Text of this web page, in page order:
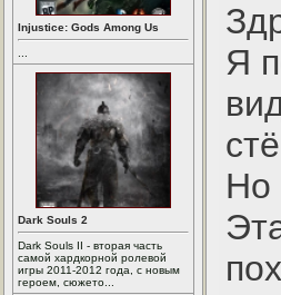
Injustice: Gods Among Us
Dark Souls 2
Dark Souls II - вторая часть
самой хардкорной ролевой
игры 2011-2012 года, с новым
героем, сюжето...
Я
Но